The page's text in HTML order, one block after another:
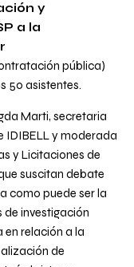
y
a la
pública)
50 asistentes.
Marti, secretaria
IDIBELL y moderada
y Licitaciones de
suscitan debate
como puede ser la
de investigación
en relación a la
de